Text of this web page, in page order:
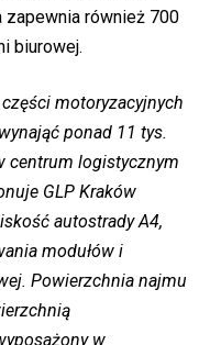
również 700
biurowej.
motoryzacyjnych
ponad 11 tys.
centrum logistycznym
GLP Kraków
autostrady A4,
modułów i
Powierzchnia najmu
w